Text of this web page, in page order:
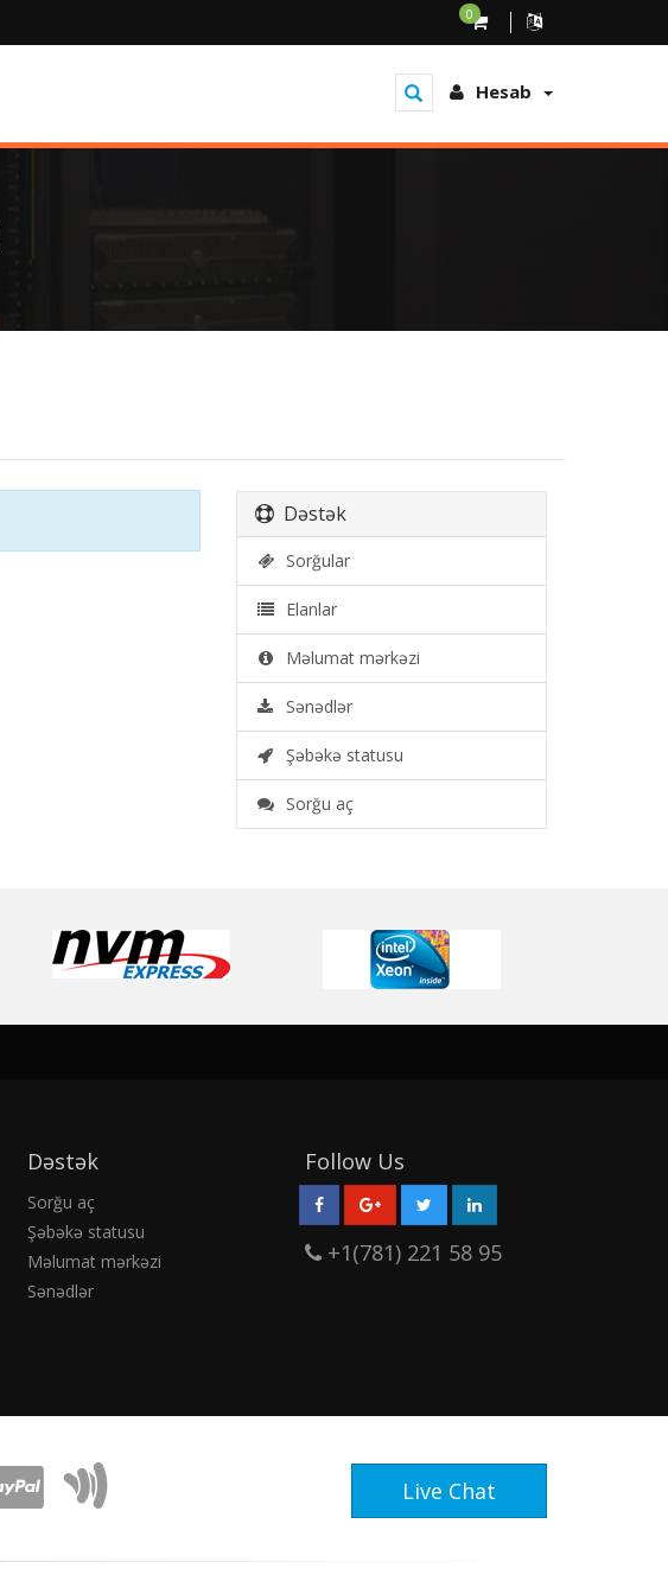
0
Hesab
Dəstək
Sorğular
Elanlar
Məlumat mərkəzi
Sənədlər
Şəbəkə statusu
Sorğu aç
Dəstək
Sorğu aç
Şəbəkə statusu
Məlumat mərkəzi
Sənədlər
Follow Us
+1(781) 221 58 95
Live Chat